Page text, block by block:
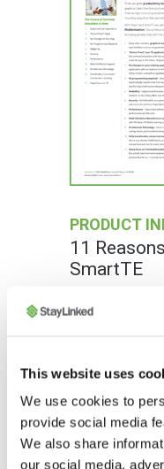
This website uses
We use cookies to
provide social media
We also share
our social media,
PRODUCT
11
SmartTE